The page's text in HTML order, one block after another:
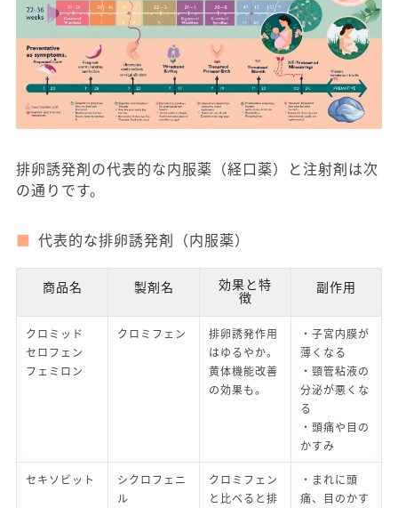
排卵誘発剤の代表的な内服薬（経口薬）と注射剤は次
の通りです。
代表的な排卵誘発剤（内服薬）
商品名 製剤名 効果と特
徴
副作用
クロミッド
セロフェン
フェミロン
クロミフェン
排卵誘発作用
はゆるやか。
黄体機能改善
の効果も。
・子宮内膜が
薄くなる
・頸管粘液の
分泌が悪くな
る
・頭痛や目の
かすみ
セキソビット
シクロフェニ
ル
クロミフェン
と比べると排
・まれに頭
痛、目のかす